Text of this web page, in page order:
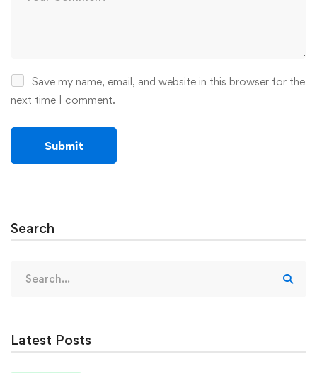
Save my name, email, and website in this browser for the
next time I comment.
Search
for:
Latest Posts